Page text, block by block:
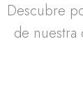
Descubre
de nuestra